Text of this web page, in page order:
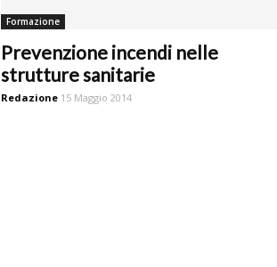
Formazione
Prevenzione incendi nelle
strutture sanitarie
Redazione 15 Maggio 2014